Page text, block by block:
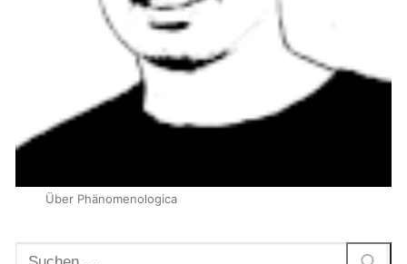
Über Phänomenologica
Suchen